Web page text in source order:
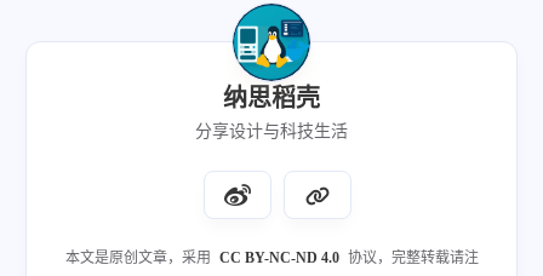
纳思稻壳
分享设计与科技生活
本文是原创文章，采用 CC BY-NC-ND 4.0 协议，完整转载请注